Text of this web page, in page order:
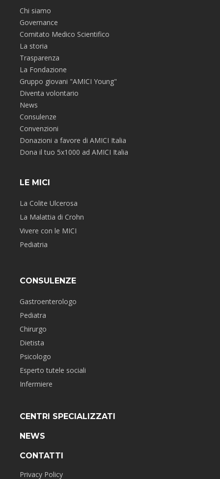
Chi siamo
Governance
Comitato Medico Scientifico
La storia
Trasparenza
La Fondazione
Gruppo giovani "AMICI Young"
Diventa volontario
News
Consulenze
Convenzioni
Donazioni a favore di AMICI Italia
Dona il tuo 5x1000 ad AMICI Italia
LE MICI
La Colite Ulcerosa
La Malattia di Crohn
Vivere con le MICI
Pediatria
CONSULENZE
Gastroenterologo
Pediatra
Chirurgo
Dietista
Psicologo
Esperto tutele sociali
Infermiere
CENTRI SPECIALIZZATI
NEWS
CONTATTI
Privacy Policy